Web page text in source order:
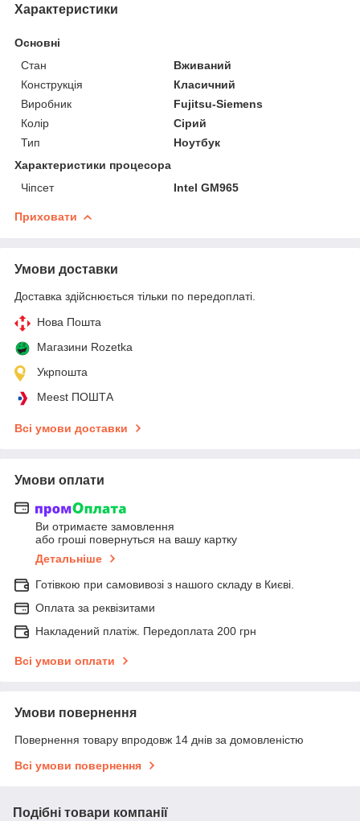
Характеристики
Основні
Стан
Вживаний
Конструкція
Класичний
Виробник
Fujitsu-Siemens
Колір
Сірий
Тип
Ноутбук
Характеристики процесора
Чіпсет
Intel GM965
Приховати
Умови доставки
Доставка здійснюється тільки по передоплаті.
Нова Пошта
Магазини Rozetka
Укрпошта
Meest ПОШТА
Всі умови доставки
Умови оплати
Ви отримаєте замовлення
або гроші повернуться на вашу картку
Детальніше
Готівкою при самовивозі з нашого складу в Києві.
Оплата за реквізитами
Накладений платіж. Передоплата 200 грн
Всі умови оплати
Умови повернення
Повернення товару впродовж 14 днів за домовленістю
Всі умови повернення
Подібні товари компанії